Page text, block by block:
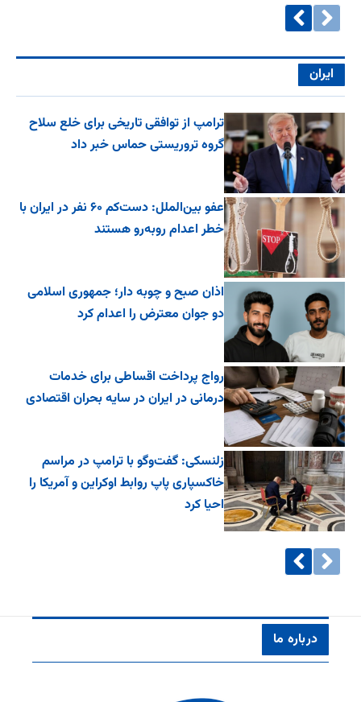
ایران
ترامپ از توافقی تاریخی برای خلع ‌سلاح
گروه تروریستی حماس خبر داد
عفو بین‌الملل: دست‌کم ۶۰ نفر در ایران با
خطر اعدام روبه‌رو هستند
اذان صبح و چوبه دار؛ جمهوری اسلامی
دو جوان معترض را اعدام کرد
رواج پرداخت اقساطی برای خدمات
درمانی در ایران در سایه بحران اقتصادی
زلنسکی: گفت‌وگو با ترامپ در مراسم
خاکسپاری پاپ روابط اوکراین و آمریکا را
احیا کرد
درباره ما